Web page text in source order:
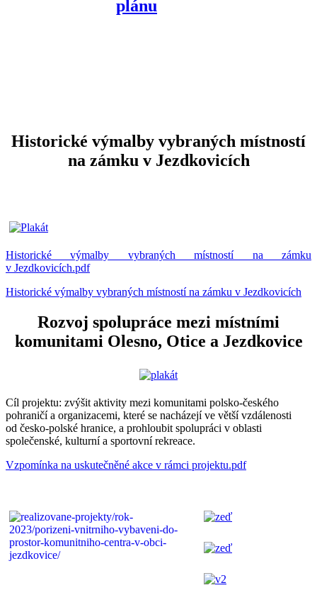
Historické výmalby vybraných místností
na zámku v Jezdkovicích
Historické výmalby vybraných místností na zámku
v Jezdkovicích.pdf
Historické výmalby vybraných místností na zámku v Jezdkovicích
Rozvoj spolupráce mezi místními
komunitami Olesno, Otice a Jezdkovice
Cíl projektu: zvýšit aktivity mezi komunitami polsko-českého
pohraničí a organizacemi, které se nacházejí ve větší vzdálenosti
od česko-polské hranice, a prohloubit spolupráci v oblasti
společenské, kulturní a sportovní rekreace.
Vzpomínka na uskutečněné akce v rámci projektu.pdf